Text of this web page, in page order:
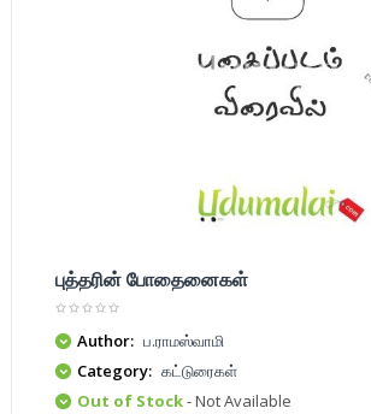
புத்தரின் போதைனைகள்
Author: ப.ராமஸ்வாமி
Category: கட்டுரைகள்
Out of Stock- Not Available